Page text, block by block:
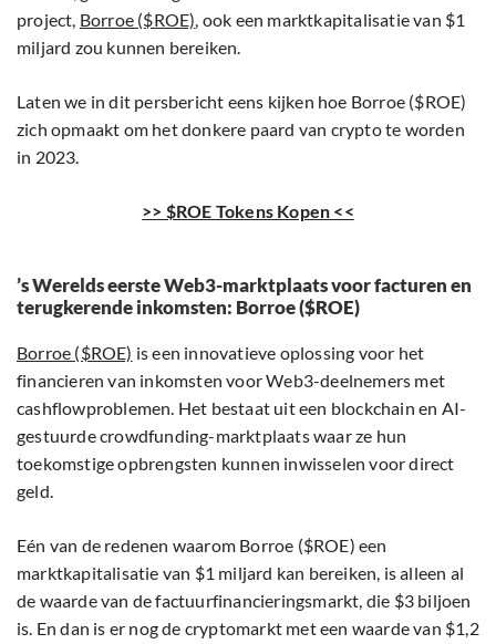
project, Borroe ($ROE), ook een marktkapitalisatie van $1
miljard zou kunnen bereiken.
Laten we in dit persbericht eens kijken hoe Borroe ($ROE)
zich opmaakt om het donkere paard van crypto te worden
in 2023.
>> $ROE Tokens Kopen <<
’s Werelds eerste Web3-marktplaats voor facturen en
terugkerende inkomsten: Borroe ($ROE)
Borroe ($ROE) is een innovatieve oplossing voor het
financieren van inkomsten voor Web3-deelnemers met
cashflowproblemen. Het bestaat uit een blockchain en AI-
gestuurde crowdfunding-marktplaats waar ze hun
toekomstige opbrengsten kunnen inwisselen voor direct
geld.
Eén van de redenen waarom Borroe ($ROE) een
marktkapitalisatie van $1 miljard kan bereiken, is alleen al
de waarde van de factuurfinancieringsmarkt, die $3 biljoen
is. En dan is er nog de cryptomarkt met een waarde van $1,2